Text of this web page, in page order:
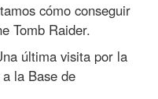
cómo conseguir
Tomb Raider.
última visita por la
la Base de